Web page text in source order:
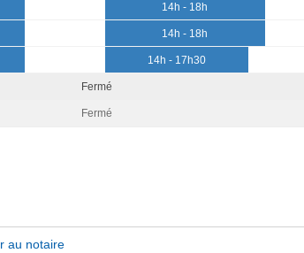
14h - 18h
14h - 18h
14h - 17h30
Fermé
Fermé
au notaire